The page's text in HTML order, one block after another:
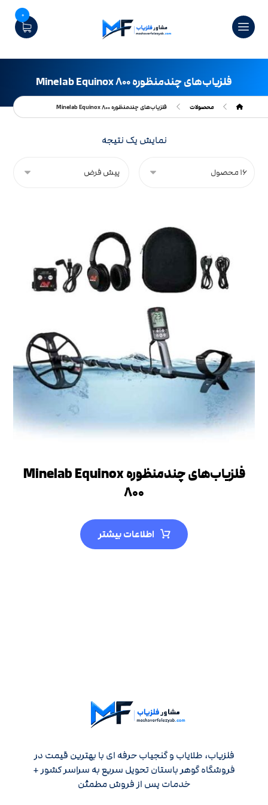
0
فلزیاب‌های چندمنظوره Minelab Equinox ۸۰۰
محصولات فلزیاب‌های چندمنظوره Minelab Equinox ۸۰۰
نمایش یک نتیجه
فلزیاب‌های چندمنظوره Minelab Equinox
۸۰۰
اطلاعات بیشتر
فلزیاب، طلایاب و گنجیاب حرفه ای با بهترین قیمت در
فروشگاه گوهر باستان تحویل سریع به سراسر کشور +
خدمات پس از فروش مطمئن